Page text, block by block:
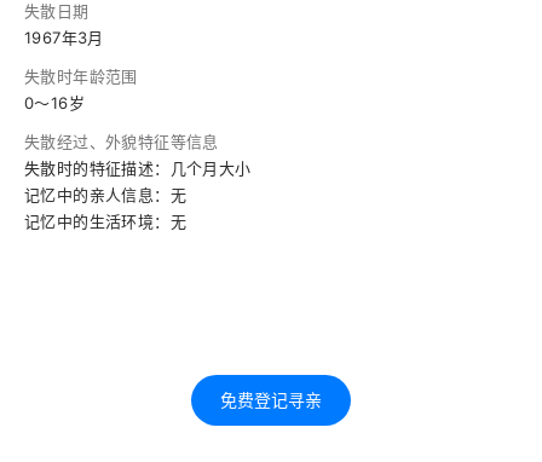
失散日期
1967年3月
失散时年龄范围
0～16岁
失散经过、外貌特征等信息
失散时的特征描述：几个月大小
记忆中的亲人信息：无
记忆中的生活环境：无
免费登记寻亲